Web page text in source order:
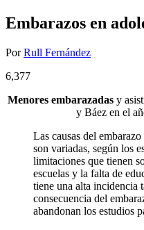
Embarazos en
PorRull Fernández
6,377
Menores embarazadas y
y Báez en el
Las causas del
son variadas, según los
limitaciones que tienen
escuelas y la falta de
tiene una alta incidencia
consecuencia del
abandonan los estudios